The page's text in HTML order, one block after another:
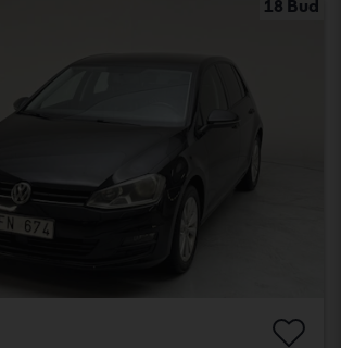
18 Bud